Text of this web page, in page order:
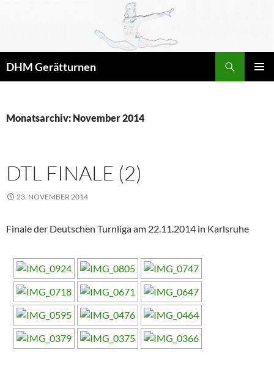
DHM Gerätturnen
Monatsarchiv: November 2014
DTL FINALE (2)
23. NOVEMBER 2014
Finale der Deutschen Turnliga am 22.11.2014 in Karlsruhe